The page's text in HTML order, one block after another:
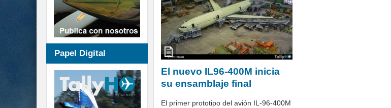
El nuevo IL96-400M inicia
su ensamblaje final
El primer prototipo del avión IL-96-400M
Papel Digital